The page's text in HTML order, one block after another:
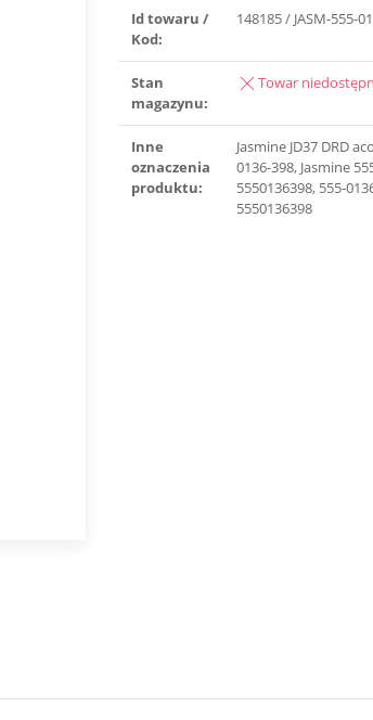
Id towaru /
Kod:
148185 / JASM-555-
Stan
magazynu:
Towar
Inne
oznaczenia
produktu:
Jasmine JD37 DRD
0136-398, Jasmine
5550136398, 555-
5550136398